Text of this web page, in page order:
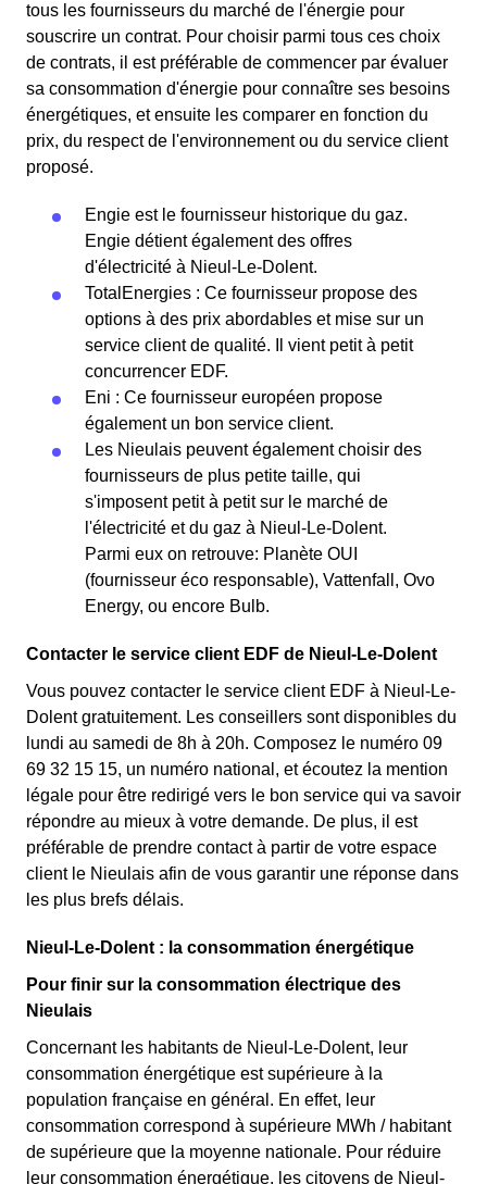
tous les fournisseurs du marché de l'énergie pour
souscrire un contrat. Pour choisir parmi tous ces choix
de contrats, il est préférable de commencer par évaluer
sa consommation d'énergie pour connaître ses besoins
énergétiques, et ensuite les comparer en fonction du
prix, du respect de l'environnement ou du service client
proposé.
Engie est le fournisseur historique du gaz.
Engie détient également des offres
d'électricité à Nieul-Le-Dolent.
TotalEnergies : Ce fournisseur propose des
options à des prix abordables et mise sur un
service client de qualité. Il vient petit à petit
concurrencer EDF.
Eni : Ce fournisseur européen propose
également un bon service client.
Les Nieulais peuvent également choisir des
fournisseurs de plus petite taille, qui
s'imposent petit à petit sur le marché de
l'électricité et du gaz à Nieul-Le-Dolent.
Parmi eux on retrouve: Planète OUI
(fournisseur éco responsable), Vattenfall, Ovo
Energy, ou encore Bulb.
Contacter le service client EDF de Nieul-Le-Dolent
Vous pouvez contacter le service client EDF à Nieul-Le-
Dolent gratuitement. Les conseillers sont disponibles du
lundi au samedi de 8h à 20h. Composez le numéro 09
69 32 15 15, un numéro national, et écoutez la mention
légale pour être redirigé vers le bon service qui va savoir
répondre au mieux à votre demande. De plus, il est
préférable de prendre contact à partir de votre espace
client le Nieulais afin de vous garantir une réponse dans
les plus brefs délais.
Nieul-Le-Dolent : la consommation énergétique
Pour finir sur la consommation électrique des
Nieulais
Concernant les habitants de Nieul-Le-Dolent, leur
consommation énergétique est supérieure à la
population française en général. En effet, leur
consommation correspond à supérieure MWh / habitant
de supérieure que la moyenne nationale. Pour réduire
leur consommation énergétique, les citoyens de Nieul-